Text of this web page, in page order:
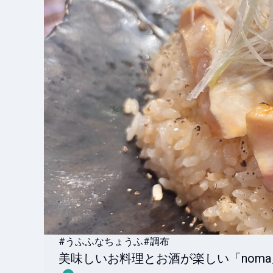
#うふふなちょうふ#調布
美味しいお料理とお酒が楽しい「